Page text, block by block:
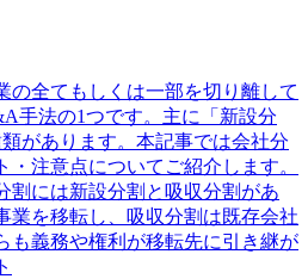
の全てもしくは一部を切り離して
手法の1つです。主に「新設分
があります。本記事では会社分
注意点についてご紹介します。
割には新設分割と吸収分割があ
業を移転し、吸収分割は既存会社
も義務や権利が移転先に引き継が